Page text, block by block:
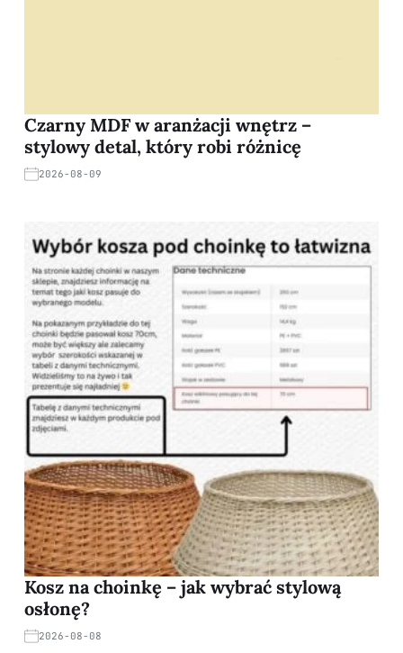
Czarny MDF w aranżacji wnętrz –
stylowy detal, który robi różnicę
2026-08-09
Kosz na choinkę – jak wybrać stylową
osłonę?
2026-08-08